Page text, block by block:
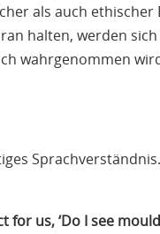
als auch ethischer
halten, werden
wahrgenommen
us, ‘Do I see